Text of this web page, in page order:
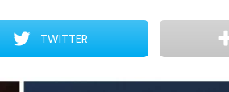
TWITTER